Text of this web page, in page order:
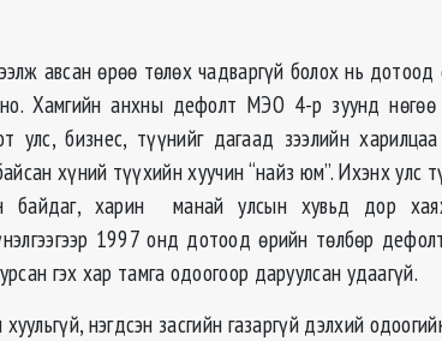
авсан өрөө төлөх чадваргүй болох нь
Хамгийн анхны дефолт МЭО 4-р зуунд нөгөө
улс, бизнес, түүнийг дагаад зээлийн
хүний түүхийн хуучин “найз юм”. Ихэнх улс
байдаг, харин манай улсын хувьд дор
1997 онд дотоод өрийн төлбөр
гэх хар тамга одоогоор даруулсан удаагүй.
хуульгүй, нэгдсэн засгийн газаргүй дэлхий